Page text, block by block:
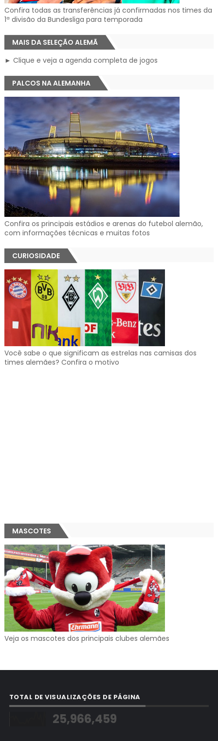
Confira todas as transferências já confirmadas nos times da
1ª divisão da Bundesliga para temporada
MAIS DA SELEÇÃO ALEMÃ
► Clique e veja a agenda completa de jogos
PALCOS NA ALEMANHA
Confira os principais estádios e arenas do futebol alemão,
com informações técnicas e muitas fotos
CURIOSIDADE
Você sabe o que significam as estrelas nas camisas dos
times alemães? Confira o motivo
MASCOTES
Veja os mascotes dos principais clubes alemães
TOTAL DE VISUALIZAÇÕES DE PÁGINA
25,966,459